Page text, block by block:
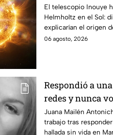
Hawái: explica
que afectan a la
El telescopio Inouye
Helmholtz en el Sol:
explicarían el origen
06 agosto, 2026
Respondió a
redes y nunca
del feminicidio
Antonich
Juana Mailén
trabajo tras
hallada sin vida en